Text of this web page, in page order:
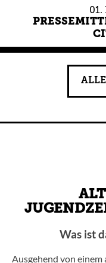
01.
Was ist
Ausgehend von